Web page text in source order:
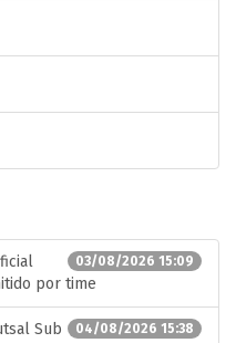
03/08/2026 15:09
por time
04/08/2026 15:38
Sub